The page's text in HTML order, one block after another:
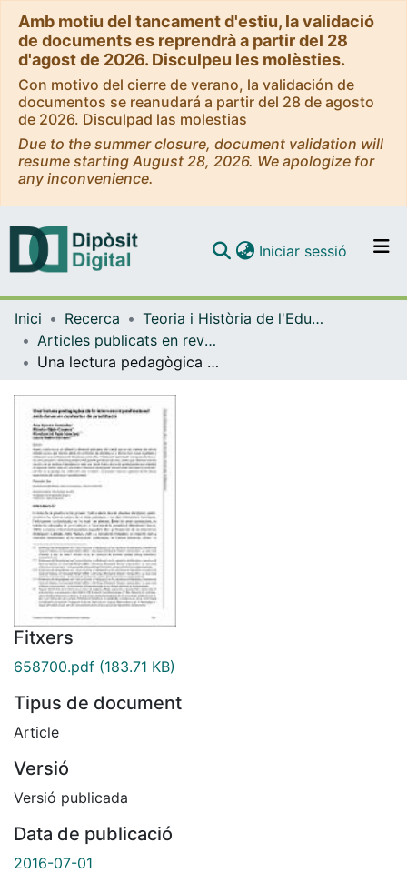
Amb motiu del tancament d'estiu, la validació
de documents es reprendrà a partir del 28
d'agost de 2026. Disculpeu les molèsties.
Con motivo del cierre de verano, la validación de
documentos se reanudará a partir del 28 de agosto
de 2026. Disculpad las molestias
Due to the summer closure, document validation will
resume starting August 28, 2026. We apologize for
any inconvenience.
Navega per tot el DD
Iniciar sessió (current)
Inici Recerca
Teoria i Història de l'Educació
Articles publicats en revistes (Teoria i Història de l'Educació)
Una lectura pedagògica de la intervenció professional amb dones en contextos de prostitució: Una relació basada en el reconeixement
Fitxers
658700.pdf (183.71 KB)
Tipus de document
Article
Versió
Versió publicada
Data de publicació
2016-07-01